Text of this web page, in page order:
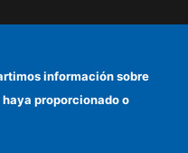
información sobre
proporcionado o